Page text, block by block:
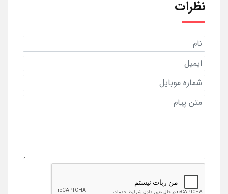
نظرات